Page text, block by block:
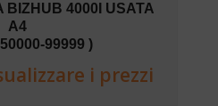
BIZHUB 4000I USATA
A4
99999 )
i prezzi